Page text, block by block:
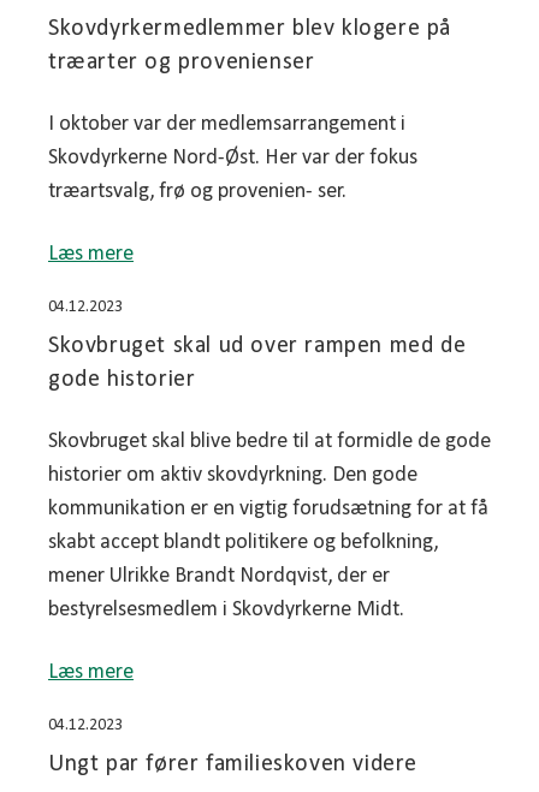
Skovdyrkermedlemmer blev klogere på
træarter og provenienser
I oktober var der medlemsarrangement i
Skovdyrkerne Nord-Øst. Her var der fokus
træartsvalg, frø og provenien- ser.
Læs mere
04.12.2023
Skovbruget skal ud over rampen med de
gode historier
Skovbruget skal blive bedre til at formidle de gode
historier om aktiv skovdyrkning. Den gode
kommunikation er en vigtig forudsætning for at få
skabt accept blandt politikere og befolkning,
mener Ulrikke Brandt Nordqvist, der er
bestyrelsesmedlem i Skovdyrkerne Midt.
Læs mere
04.12.2023
Ungt par fører familieskoven videre